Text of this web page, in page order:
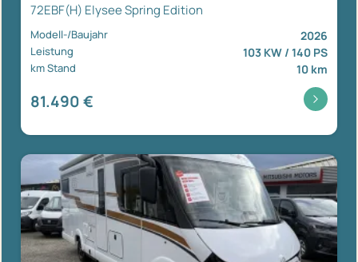
72EBF(H) Elysee Spring Edition
Modell-/Baujahr 2026
Leistung 103 KW / 140 PS
km Stand 10 km
81.490 €